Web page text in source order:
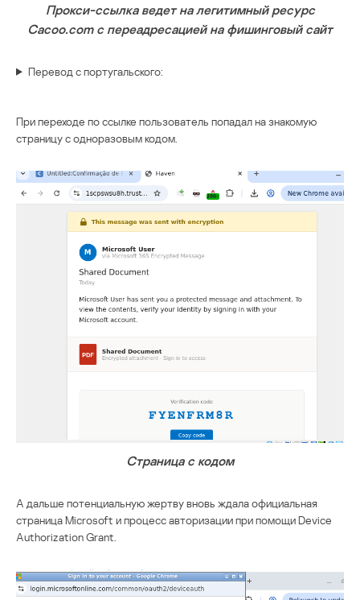
Прокси-ссылка ведет на легитимный ресурс
Cacoo.com с переадресацией на фишинговый сайт
Перевод с португальского:
При переходе по ссылке пользователь попадал на знакомую
страницу с одноразовым кодом.
Страница с кодом
А дальше потенциальную жертву вновь ждала официальная
страница Microsoft и процесс авторизации при помощи Device
Authorization Grant.